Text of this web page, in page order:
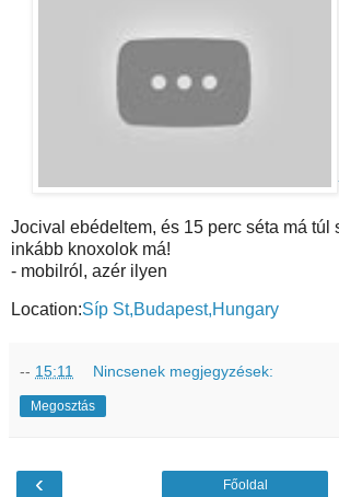
Jocival ebédeltem, és 15 perc séta má túl
inkább knoxolok má!
- mobilról, azér ilyen
Location:Síp St,Budapest,Hungary
-- 15:11 Nincsenek megjegyzések:
Megosztás
‹ Főoldal